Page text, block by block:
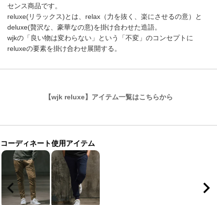
センス商品です。
reluxe(リラックス)とは、relax（力を抜く、楽にさせるの意）と
deluxe(贅沢な、豪華なの意)を掛け合わせた造語。
wjkの「良い物は変わらない」という「不変」のコンセプトに
reluxeの要素を掛け合わせ展開する。
【wjk reluxe】アイテム一覧はこちらから
コーディネート使用アイテム